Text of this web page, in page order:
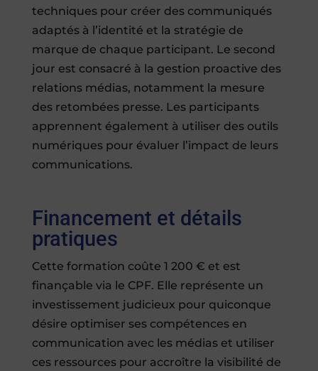
techniques pour créer des communiqués
adaptés à l’identité et la stratégie de
marque de chaque participant. Le second
jour est consacré à la gestion proactive des
relations médias, notamment la mesure
des retombées presse. Les participants
apprennent également à utiliser des outils
numériques pour évaluer l’impact de leurs
communications.
Financement et détails
pratiques
Cette formation coûte 1 200 € et est
finançable via le CPF. Elle représente un
investissement judicieux pour quiconque
désire optimiser ses compétences en
communication avec les médias et utiliser
ces ressources pour accroître la visibilité de